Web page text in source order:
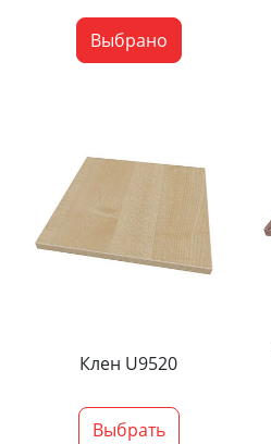
Выбрано
Клен U9520
Выбрать